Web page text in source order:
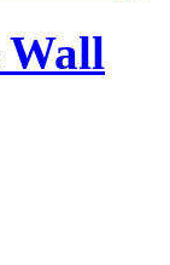
Wall